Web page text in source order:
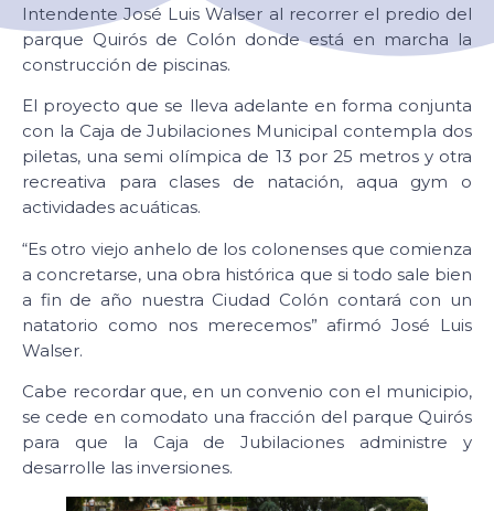
Intendente José Luis Walser al recorrer el predio del
parque Quirós de Colón donde está en marcha la
construcción de piscinas.
El proyecto que se lleva adelante en forma conjunta
con la Caja de Jubilaciones Municipal contempla dos
piletas, una semi olímpica de 13 por 25 metros y otra
recreativa para clases de natación, aqua gym o
actividades acuáticas.
“Es otro viejo anhelo de los colonenses que comienza
a concretarse, una obra histórica que si todo sale bien
a fin de año nuestra Ciudad Colón contará con un
natatorio como nos merecemos” afirmó José Luis
Walser.
Cabe recordar que, en un convenio con el municipio,
se cede en comodato una fracción del parque Quirós
para que la Caja de Jubilaciones administre y
desarrolle las inversiones.